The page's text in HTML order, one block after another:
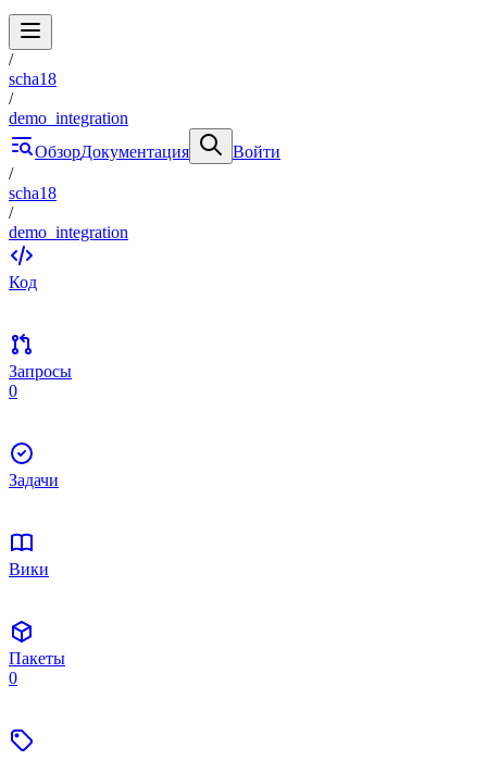
/
scha18
/
demo_integration
ОбзорДокументация
Войти
/
scha18
/
demo_integration
Код
Запросы
0
Задачи
Вики
Пакеты
0